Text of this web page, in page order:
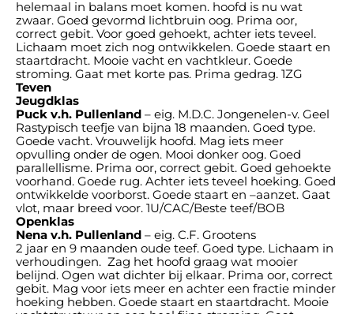
helemaal in balans moet komen. hoofd is nu wat
zwaar. Goed gevormd lichtbruin oog. Prima oor,
correct gebit. Voor goed gehoekt, achter iets teveel.
Lichaam moet zich nog ontwikkelen. Goede staart en
staartdracht. Mooie vacht en vachtkleur. Goede
stroming. Gaat met korte pas. Prima gedrag. 1ZG
Teven
Jeugdklas
Puck v.h. Pullenland – eig. M.D.C. Jongenelen-v. Geel
Rastypisch teefje van bijna 18 maanden. Goed type.
Goede vacht. Vrouwelijk hoofd. Mag iets meer
opvulling onder de ogen. Mooi donker oog. Goed
parallellisme. Prima oor, correct gebit. Goed gehoekte
voorhand. Goede rug. Achter iets teveel hoeking. Goed
ontwikkelde voorborst. Goede staart en –aanzet. Gaat
vlot, maar breed voor. 1U/CAC/Beste teef/BOB
Openklas
Nena v.h. Pullenland – eig. C.F. Grootens
2 jaar en 9 maanden oude teef. Goed type. Lichaam in
verhoudingen. Zag het hoofd graag wat mooier
belijnd. Ogen wat dichter bij elkaar. Prima oor, correct
gebit. Mag voor iets meer en achter een fractie minder
hoeking hebben. Goede staart en staartdracht. Mooie